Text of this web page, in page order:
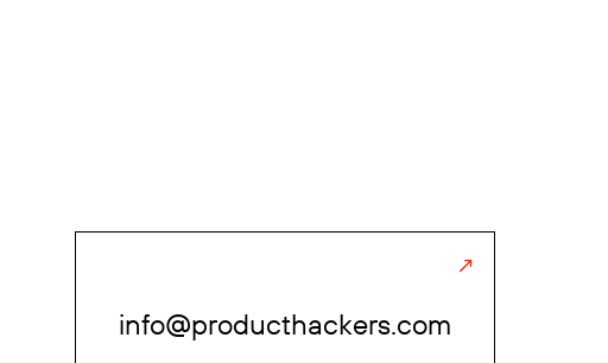
info@producthackers.com